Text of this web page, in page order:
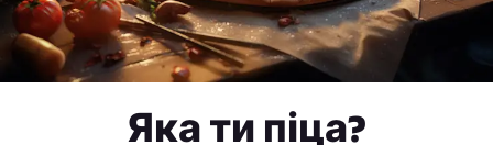
Яка ти піца?